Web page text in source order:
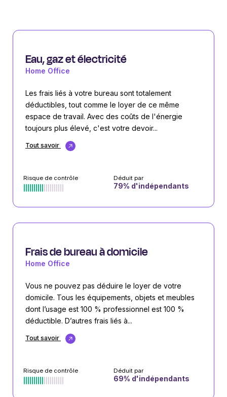
Eau, gaz et électricité
Home Office
Les frais liés à votre bureau sont totalement
déductibles, tout comme le loyer de ce même
espace de travail. Avec des coûts de l'énergie
toujours plus élevé, c'est votre devoir...
Tout savoir
Risque de contrôle Déduit par
79% d'indépendants
Frais de bureau à domicile
Home Office
Vous ne pouvez pas déduire le loyer de votre
domicile. Tous les équipements, objets et meubles
dont l’usage est 100 % professionnel est 100 %
déductible. D’autres frais liés à...
Tout savoir
Risque de contrôle Déduit par
69% d'indépendants